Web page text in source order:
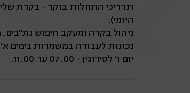
תדריכי התחלות בוקר - בקרת
היומי).
ניהול בקרה ומעקב חיפוש
נכונות לעבודה במשמרות בימים א'-ה'- 7:00-
יום ו' לסירוגין - 07:00 עד 11:00.